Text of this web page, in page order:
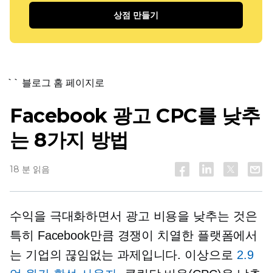
상점 만들기
`` 블로그 홈 페이지로
Facebook 광고 CPC를 낮추
는 8가지 방법
18 분 읽음
수익을 극대화하면서 광고 비용을 낮추는 것은
특히 Facebook만큼 경쟁이 치열한 플랫폼에서
는 기업의 끊임없는 과제입니다. 이상으로 2.9